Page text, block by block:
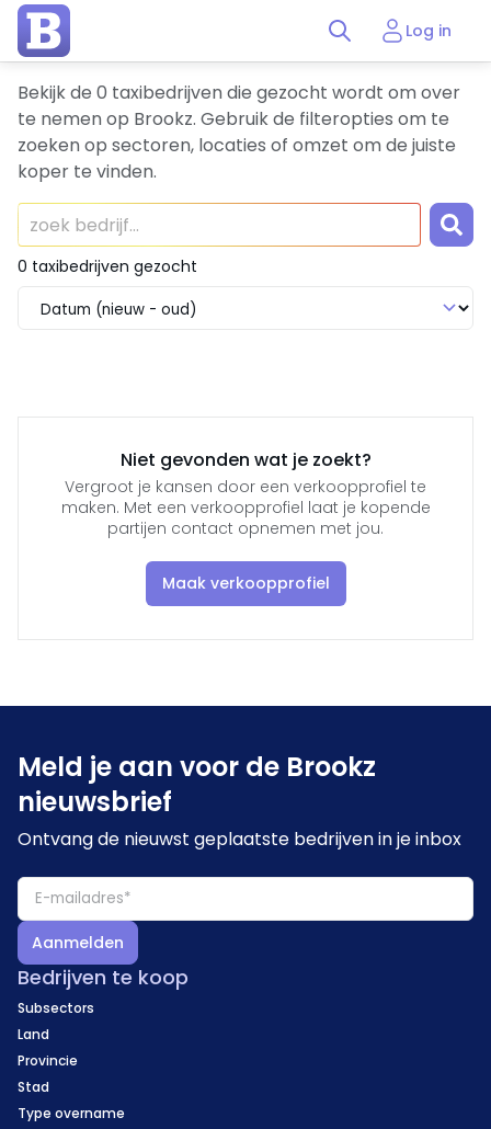
Log in
Bekijk de 0 taxibedrijven die gezocht wordt om over
te nemen op Brookz. Gebruik de filteropties om te
zoeken op sectoren, locaties of omzet om de juiste
koper te vinden.
0 taxibedrijven gezocht
Niet gevonden wat je zoekt?
Vergroot je kansen door een verkoopprofiel te
maken. Met een verkoopprofiel laat je kopende
partijen contact opnemen met jou.
Maak verkoopprofiel
Meld je aan voor de Brookz
nieuwsbrief
Ontvang de nieuwst geplaatste bedrijven in je inbox
Aanmelden
Bedrijven te koop
Subsectors
Land
Provincie
Stad
Type overname